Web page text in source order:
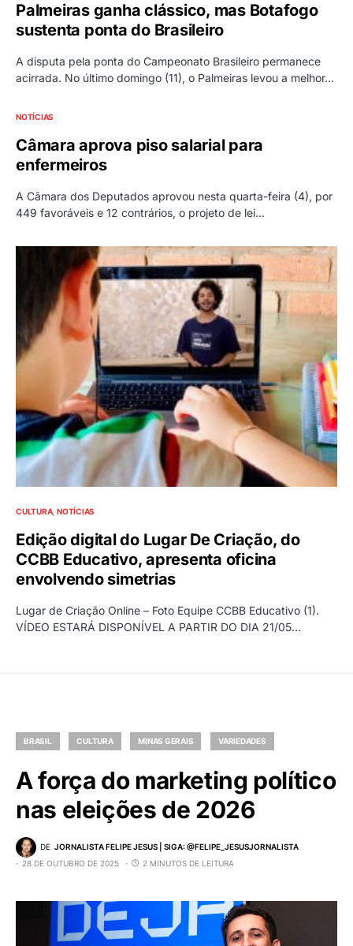
Palmeiras ganha clássico, mas Botafogo
sustenta ponta do Brasileiro
A disputa pela ponta do Campeonato Brasileiro permanece
acirrada. No último domingo (11), o Palmeiras levou a melhor…
NOTÍCIAS
Câmara aprova piso salarial para
enfermeiros
A Câmara dos Deputados aprovou nesta quarta-feira (4), por
449 favoráveis e 12 contrários, o projeto de lei…
CULTURA NOTÍCIAS
Edição digital do Lugar De Criação, do
CCBB Educativo, apresenta oficina
envolvendo simetrias
Lugar de Criação Online – Foto Equipe CCBB Educativo (1).
VÍDEO ESTARÁ DISPONÍVEL A PARTIR DO DIA 21/05…
BRASIL CULTURA MINAS GERAIS VARIEDADES
A força do marketing político
nas eleições de 2026
DE JORNALISTA FELIPE JESUS | SIGA: @FELIPE_JESUSJORNALISTA
28 DE OUTUBRO DE 2025
2 MINUTOS DE LEITURA